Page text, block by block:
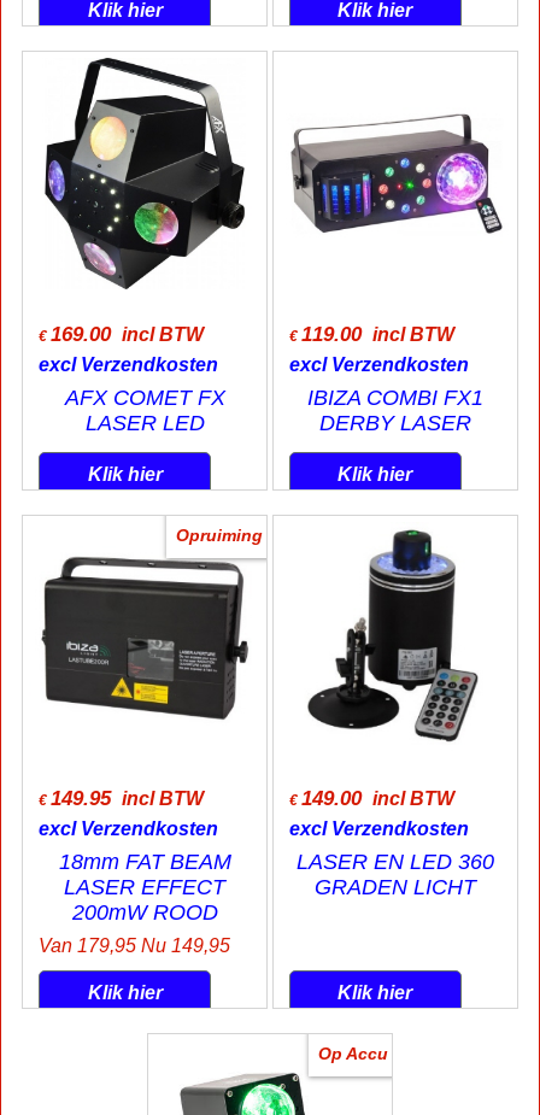
Klik hier Klik hier
€ 169.00 incl BTW
excl Verzendkosten
AFX COMET FX
LASER LED
Klik hier
€ 119.00 incl BTW
excl Verzendkosten
IBIZA COMBI FX1
DERBY LASER
Klik hier
Opruiming
€ 149.95 incl BTW
excl Verzendkosten
18mm FAT BEAM
LASER EFFECT
200mW ROOD
Van 179,95 Nu 149,95
Klik hier
€ 149.00 incl BTW
excl Verzendkosten
LASER EN LED 360
GRADEN LICHT
Klik hier
Op Accu